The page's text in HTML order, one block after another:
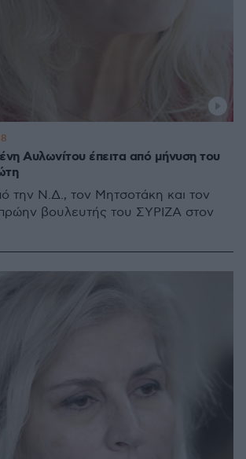
Αυλωνίτου έπειτα από μήνυση του
την Ν.Δ., τον Μητσοτάκη και τον
βουλευτής του ΣΥΡΙΖΑ στον